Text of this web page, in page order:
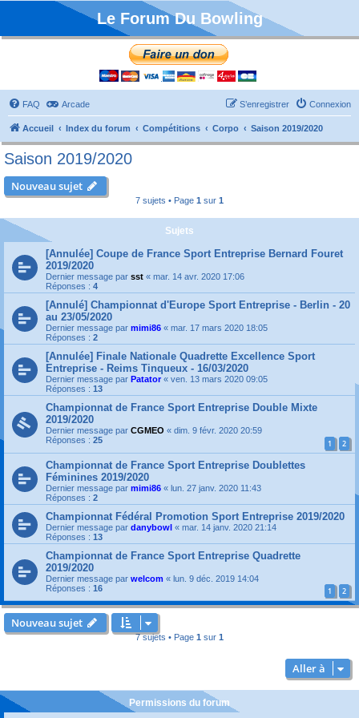
Le Forum Du Bowling
FAQ Arcade Connexion
S’enregistrer
Accueil Index du forum Compétitions Corpo Saison 2019/2020
Saison 2019/2020
Nouveau sujet
7 sujets • Page 1 sur 1
Sujets
[Annulée] Coupe de France Sport Entreprise Bernard Fouret
2019/2020
Dernier message par sst « mar. 14 avr. 2020 17:06
Réponses : 4
[Annulé] Championnat d'Europe Sport Entreprise - Berlin - 20
au 23/05/2020
Dernier message par mimi86 « mar. 17 mars 2020 18:05
Réponses : 2
[Annulée] Finale Nationale Quadrette Excellence Sport
Entreprise - Reims Tinqueux - 16/03/2020
Dernier message par Patator « ven. 13 mars 2020 09:05
Réponses : 13
Championnat de France Sport Entreprise Double Mixte
2019/2020
Dernier message par CGMEO « dim. 9 févr. 2020 20:59
Réponses : 25 1 2
Championnat de France Sport Entreprise Doublettes
Féminines 2019/2020
Dernier message par mimi86 « lun. 27 janv. 2020 11:43
Réponses : 2
Championnat Fédéral Promotion Sport Entreprise 2019/2020
Dernier message par danybowl « mar. 14 janv. 2020 21:14
Réponses : 13
Championnat de France Sport Entreprise Quadrette
2019/2020
Dernier message par welcom « lun. 9 déc. 2019 14:04
Réponses : 16 1 2
Nouveau sujet
7 sujets • Page 1 sur 1
Aller à
Permissions du forum